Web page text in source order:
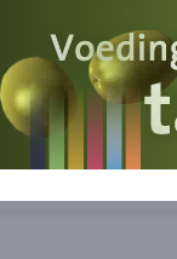
Wat is wat?